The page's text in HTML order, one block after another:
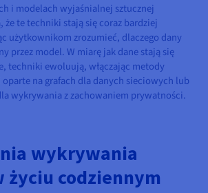
i modelach wyjaśnialnej sztucznej
te techniki stają się coraz bardziej
użytkownikom zrozumieć, dlaczego dany
przez model. W miarę jak dane stają się
techniki ewoluują, włączając metody
na grafach dla danych sieciowych lub
wykrywania z zachowaniem prywatności.
wykrywania
życiu codziennym